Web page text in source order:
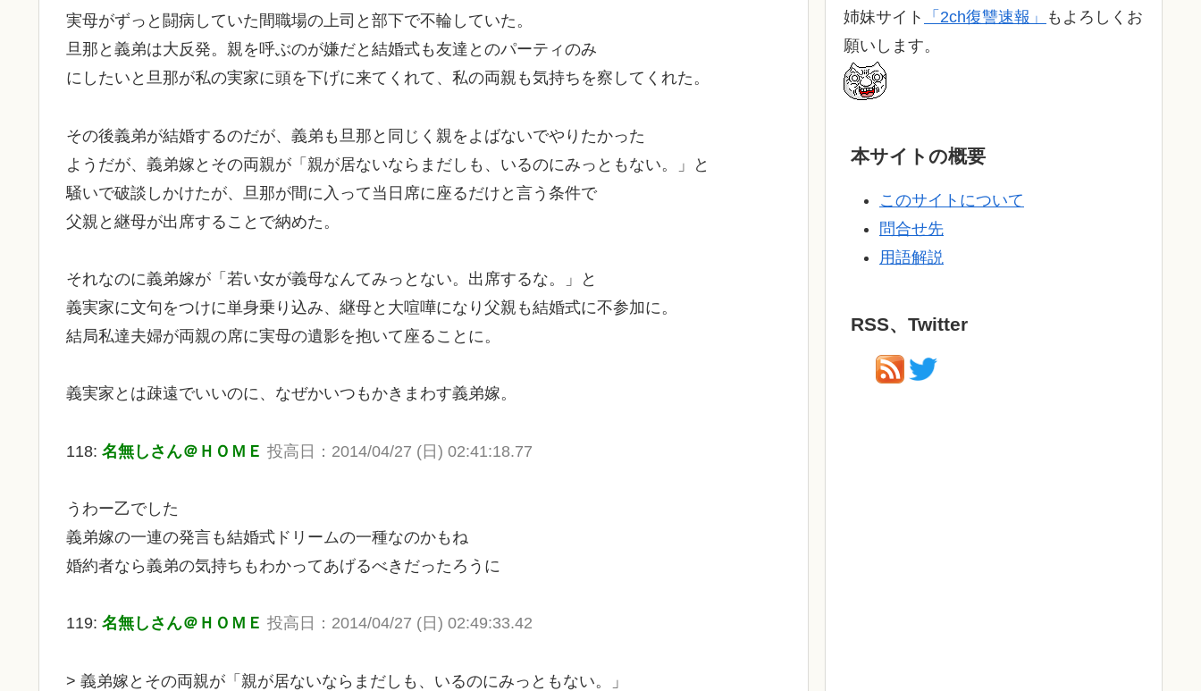
実母がずっと闘病していた間職場の上司と部下で不輪していた。
旦那と義弟は大反発。親を呼ぶのが嫌だと結婚式も友達とのパーティのみ
にしたいと旦那が私の実家に頭を下げに来てくれて、私の両親も気持ちを察してくれた。
その後義弟が結婚するのだが、義弟も旦那と同じく親をよばないでやりたかった
ようだが、義弟嫁とその両親が「親が居ないならまだしも、いるのにみっともない。」と
騒いで破談しかけたが、旦那が間に入って当日席に座るだけと言う条件で
父親と継母が出席することで納めた。
それなのに義弟嫁が「若い女が義母なんてみっとない。出席するな。」と
義実家に文句をつけに単身乗り込み、継母と大喧嘩になり父親も結婚式に不参加に。
結局私達夫婦が両親の席に実母の遺影を抱いて座ることに。
義実家とは疎遠でいいのに、なぜかいつもかきまわす義弟嫁。
118: 名無しさん＠ＨＯＭＥ 投高日：2014/04/27 (日) 02:41:18.77
うわー乙でした
義弟嫁の一連の発言も結婚式ドリームの一種なのかもね
婚約者なら義弟の気持ちもわかってあげるべきだったろうに
119: 名無しさん＠ＨＯＭＥ 投高日：2014/04/27 (日) 02:49:33.42
> 義弟嫁とその両親が「親が居ないならまだしも、いるのにみっともない。」
姉妹サイト 「2ch復讐速報」
もよろしくお
願いします。
本サイトの概要
このサイトについて
問合せ先
用語解説
RSS、Twitter